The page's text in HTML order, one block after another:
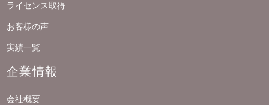
ライセンス取得
お客様の声
実績一覧
企業情報
会社概要